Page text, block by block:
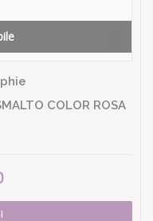
COLOR ROSA